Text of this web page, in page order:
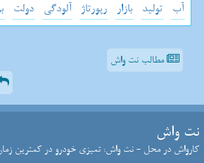
آب تولید بازار رپورتاژ آلودگی دولت
مطالب نت واش
نت واش
کارواش در محل - نت واش: تمیزی خودرو در کمترین